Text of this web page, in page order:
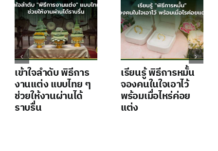
เข้าใจลำดับ พิธีการ
งานแต่ง แบบไทย ๆ
ช่วยให้งานผ่านได้
ราบรื่น
เรียนรู้ พิธีการหมั้น
จองคนในใจเอาไว้
พร้อมเมื่อไหร่ค่อย
แต่ง